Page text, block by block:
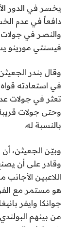
يخسر في الدور
دافعاً في عدم
والنصر في جولات
فيسنتي مورينو
وقال بندر
في استعادته
تعثر في جولات
وحتى جولات
بالنسبة له.
وبيّن الجعيثن،
وقادر على أن
اللاعبين
هو مستمر مع
جوانكا وايفر
من بينهم